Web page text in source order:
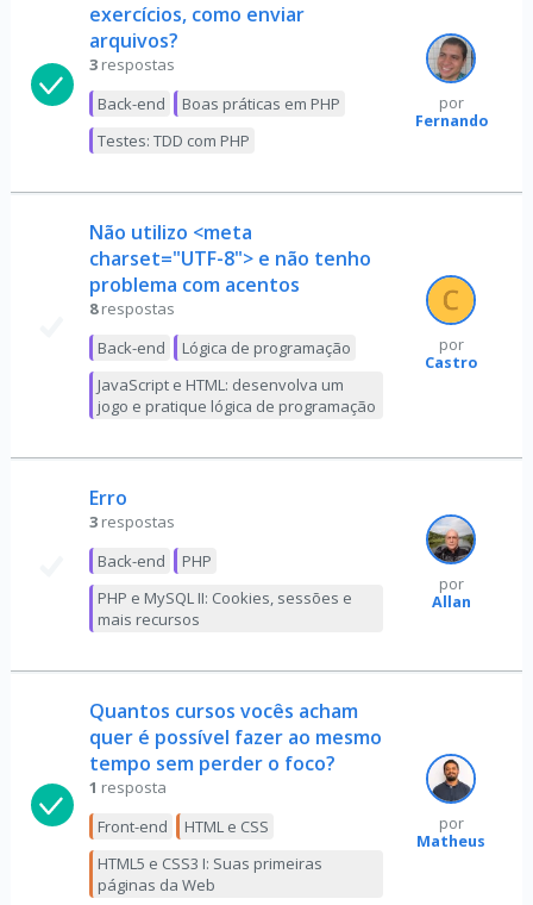
exercícios, como enviar
arquivos?
3 respostas
Back-end
Boas práticas em PHP
Testes: TDD com PHP
por
Fernando
Não utilizo <meta
charset="UTF-8"> e não tenho
problema com acentos
8 respostas
Back-end
Lógica de programação
JavaScript e HTML: desenvolva um
jogo e pratique lógica de programação
por
Castro
Erro
3 respostas
Back-end
PHP
PHP e MySQL II: Cookies, sessões e
mais recursos
por
Allan
Quantos cursos vocês acham
quer é possível fazer ao mesmo
tempo sem perder o foco?
1 resposta
Front-end
HTML e CSS
HTML5 e CSS3 I: Suas primeiras
páginas da Web
por
Matheus